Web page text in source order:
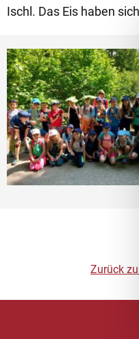
Ischl. Das Eis haben
Zurück